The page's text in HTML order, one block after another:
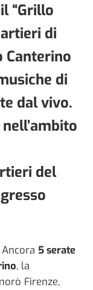
“Grillo
di
Canterino
di
dal vivo.
del
Ancora 5 serate
, la
Firenze,